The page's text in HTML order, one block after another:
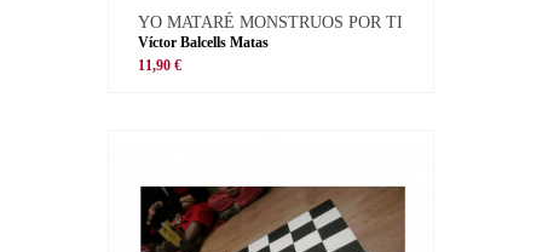
YO MATARÉ MONSTRUOS POR TI
Víctor Balcells Matas
11,90 €